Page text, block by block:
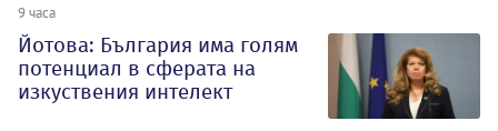
9 часа
Йотова: България има голям
потенциал в сферата на
изкуствения интелект